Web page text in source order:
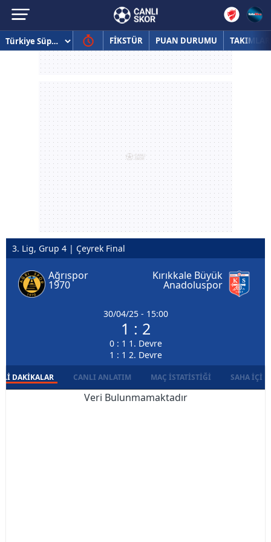
FİKSTÜR PUAN DURUMU TAKIMLAR
3. Lig, Grup 4 | Çeyrek Final
Ağrıspor
1970
30/04/25 - 15:00
1 : 2
0 : 1 1. Devre
1 : 1 2. Devre
Kırıkkale Büyük
Anadoluspor
DAKIKALAR CANLI ANLATIM MAÇ İSTATISTIĞI SAHA İÇI
Veri Bulunmamaktadır